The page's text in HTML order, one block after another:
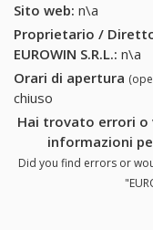
Sito web: n\a
Proprietario /
EUROWIN S.R.L.: n\a
Orari di apertura
chiuso
Hai trovato errori
informazioni
Did you find errors or